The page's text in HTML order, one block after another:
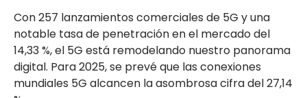
Con 257 lanzamientos comerciales de 5G y una
notable tasa de penetración en el mercado del
14,33 %, el 5G está remodelando nuestro panorama
digital. Para 2025, se prevé que las conexiones
mundiales 5G alcancen la asombrosa cifra del 27,14